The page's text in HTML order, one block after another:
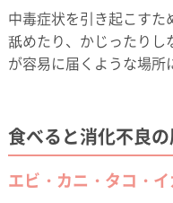
中毒症状を引き起こす
舐めたり、かじったり
が容易に届くような場所
食べると消化不良
エビ・カニ・タコ・